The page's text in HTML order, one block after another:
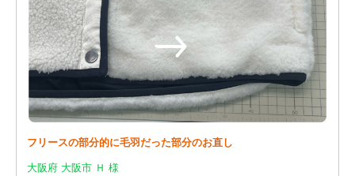
フリースの部分的に毛羽だった部分のお直し
大阪府 大阪市 Ｈ 様